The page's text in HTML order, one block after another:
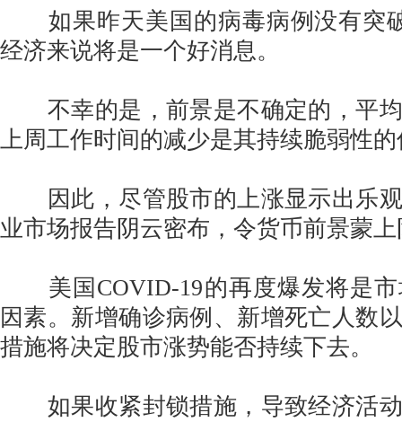
如果昨天美国的病毒病例没有突
经济来说将是一个好消息。
不幸的是，前景是不确定的，平均
上周工作时间的减少是其持续脆弱性
因此，尽管股市的上涨显示出乐观
业市场报告阴云密布，令货币前景蒙
美国COVID-19的再度爆发将是市
因素。新增确诊病例、新增死亡人数
措施将决定股市涨势能否持续下去。
如果收紧封锁措施，导致经济活动